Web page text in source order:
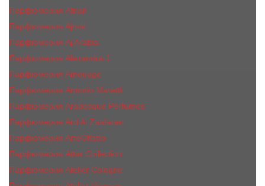
Парфюмерия Afnan
Парфюмерия Ajmal
Парфюмерия Aj Arabia
Парфюмерия Alexandre J.
Парфюмерия Amouage
Парфюмерия Antonio Maretti
Парфюмерия Arabesque Perfumes
Парфюмерия Ard Al Zaafaran
Парфюмерия ArteOlfatto
Парфюмерия Attar Collection
Парфюмерия Atelier Cologne